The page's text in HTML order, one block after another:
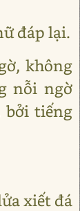
đáp lại.
không
nỗi ngờ
bởi tiếng
xiết đá